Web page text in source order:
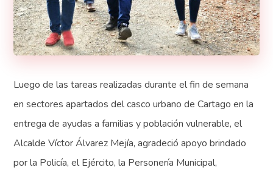
Luego de las tareas realizadas durante el fin de semana
en sectores apartados del casco urbano de Cartago en la
entrega de ayudas a familias y población vulnerable, el
Alcalde Víctor Álvarez Mejía, agradeció apoyo brindado
por la Policía, el Ejército, la Personería Municipal,